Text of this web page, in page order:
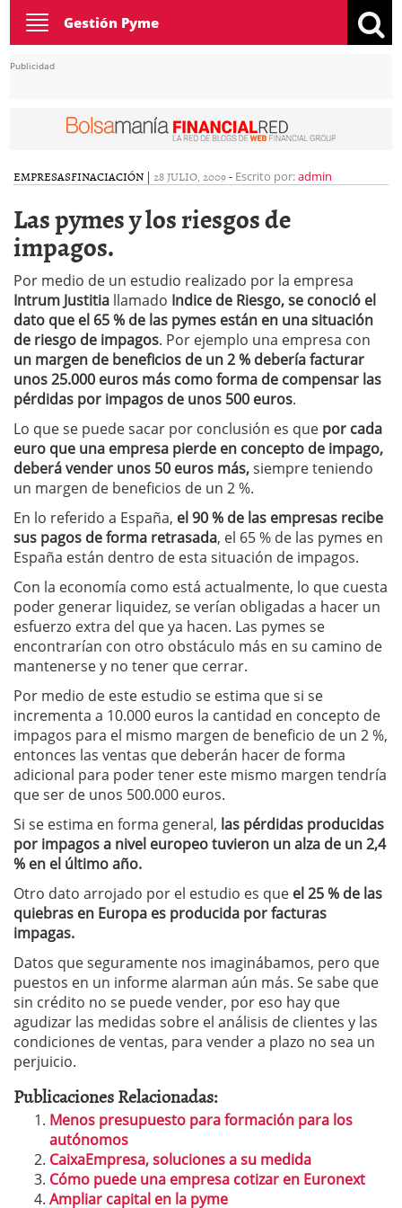
Toggle
navigation
Gestión Pyme
Publicidad
EMPRESASFINACIACIÓN | 28 JULIO, 2009- Escrito por:admin
Las pymes y los riesgos de
impagos.
Por medio de un estudio realizado por la empresa
Intrum Justitia llamado Indice de Riesgo, se conoció el
dato que el 65 % de las pymes están en una situación
de riesgo de impagos. Por ejemplo una empresa con
un margen de beneficios de un 2 % debería facturar
unos 25.000 euros más como forma de compensar las
pérdidas por impagos de unos 500 euros.
Lo que se puede sacar por conclusión es que por cada
euro que una empresa pierde en concepto de impago,
deberá vender unos 50 euros más,siempre teniendo
un margen de beneficios de un 2 %.
En lo referido a España, el 90 % de las empresas recibe
sus pagos de forma retrasada, el 65 % de las pymes en
España están dentro de esta situación de impagos.
Con la economía como está actualmente, lo que cuesta
poder generar liquidez, se verían obligadas a hacer un
esfuerzo extra del que ya hacen. Las pymes se
encontrarían con otro obstáculo más en su camino de
mantenerse y no tener que cerrar.
Por medio de este estudio se estima que si se
incrementa a 10.000 euros la cantidad en concepto de
impagos para el mismo margen de beneficio de un 2 %,
entonces las ventas que deberán hacer de forma
adicional para poder tener este mismo margen tendría
que ser de unos 500.000 euros.
Si se estima en forma general, las pérdidas producidas
por impagos a nivel europeo tuvieron un alza de un 2,4
% en el último año.
Otro dato arrojado por el estudio es que el 25 % de las
quiebras en Europa es producida por facturas
impagas.
Datos que seguramente nos imaginábamos, pero que
puestos en un informe alarman aún más. Se sabe que
sin crédito no se puede vender, por eso hay que
agudizar las medidas sobre el análisis de clientes y las
condiciones de ventas, para vender a plazo no sea un
perjuicio.
Publicaciones Relacionadas:
Menos presupuesto para formación para los
autónomos
CaixaEmpresa, soluciones a su medida
Cómo puede una empresa cotizar en Euronext
Ampliar capital en la pyme